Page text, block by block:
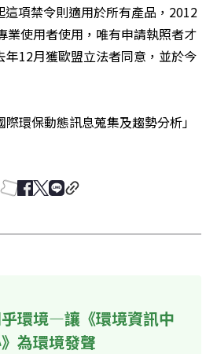
項禁令則適用於所有產品，2012
業使用者使用，唯有申請執照者才
年12月獲歐盟立法者同意，並於今
環保動態訊息蒐集及趨勢分析」
環境—讓《環境資訊中
為環境發聲